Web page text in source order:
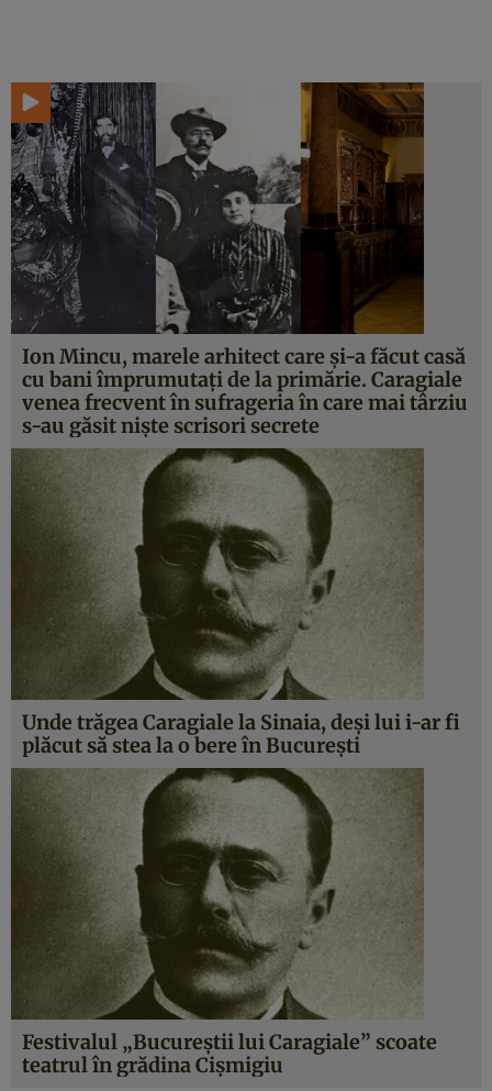
Ion Mincu, marele arhitect care şi-a făcut casă
cu bani împrumutaţi de la primărie. Caragiale
venea frecvent în sufrageria în care mai târziu
s-au găsit nişte scrisori secrete
Unde trăgea Caragiale la Sinaia, deşi lui i-ar fi
plăcut să stea la o bere în Bucureşti
Festivalul „Bucureştii lui Caragiale” scoate
teatrul în grădina Cişmigiu